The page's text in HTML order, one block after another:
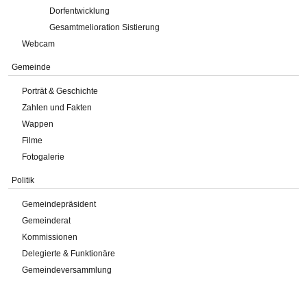
Dorfentwicklung
Gesamtmelioration Sistierung
Webcam
Gemeinde
Porträt & Geschichte
Zahlen und Fakten
Wappen
Filme
Fotogalerie
Politik
Gemeindepräsident
Gemeinderat
Kommissionen
Delegierte & Funktionäre
Gemeindeversammlung